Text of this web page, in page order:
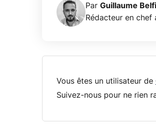
Par Guillaume
Rédacteur en chef
Vous êtes un utilisateur de
Suivez-nous pour ne rien